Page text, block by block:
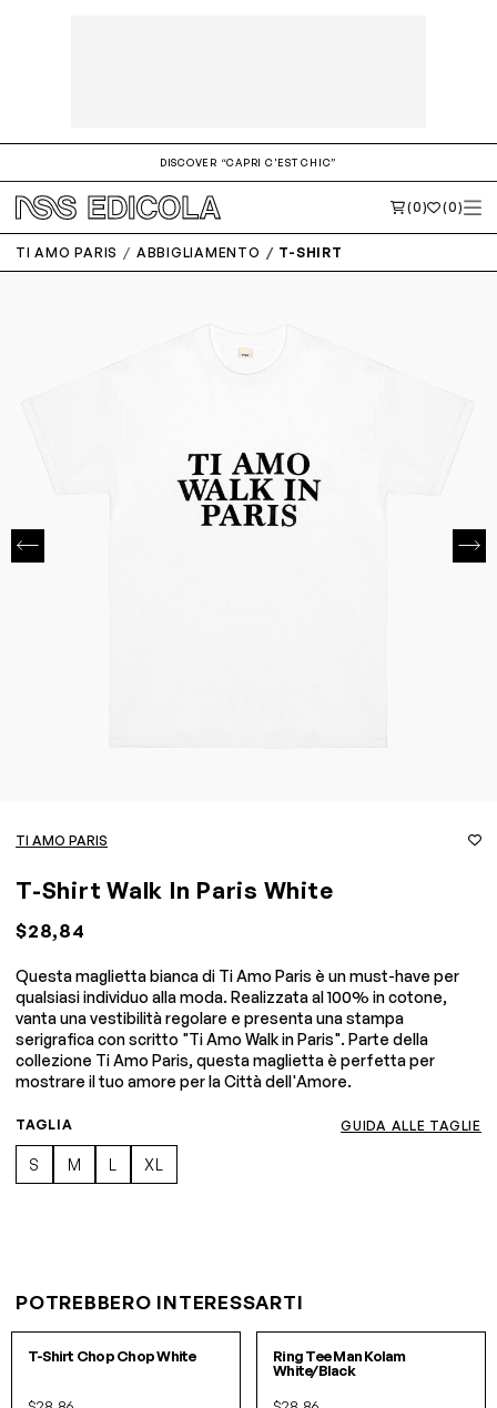
DISCOVER “CAPRI C'EST CHIC”
(0) (0)
TI AMO PARIS ABBIGLIAMENTO T-SHIRT
TI AMO PARIS
T-Shirt Walk In Paris White
$28,84
Questa maglietta bianca di Ti Amo Paris è un must-have per
qualsiasi individuo alla moda. Realizzata al 100% in cotone,
vanta una vestibilità regolare e presenta una stampa
serigrafica con scritto "Ti Amo Walk in Paris". Parte della
collezione Ti Amo Paris, questa maglietta è perfetta per
mostrare il tuo amore per la Città dell'Amore.
TAGLIA GUIDA ALLE TAGLIE
S M L XL
POTREBBERO INTERESSARTI
SM L XL
T-Shirt Chop Chop White
S M L
Ring Tee Man Kolam
White/Black